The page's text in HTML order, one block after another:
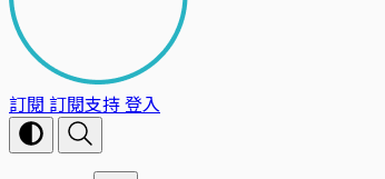
訂閱 訂閱支持登入